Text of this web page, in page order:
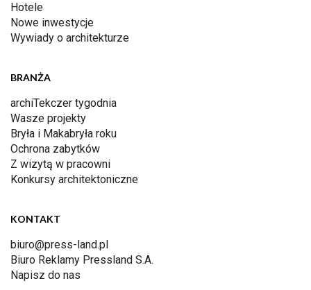
Hotele
Nowe inwestycje
Wywiady o architekturze
BRANŻA
archiTekczer tygodnia
Wasze projekty
Bryła i Makabryła roku
Ochrona zabytków
Z wizytą w pracowni
Konkursy architektoniczne
KONTAKT
biuro@press-land.pl
Biuro Reklamy Pressland S.A.
Napisz do nas